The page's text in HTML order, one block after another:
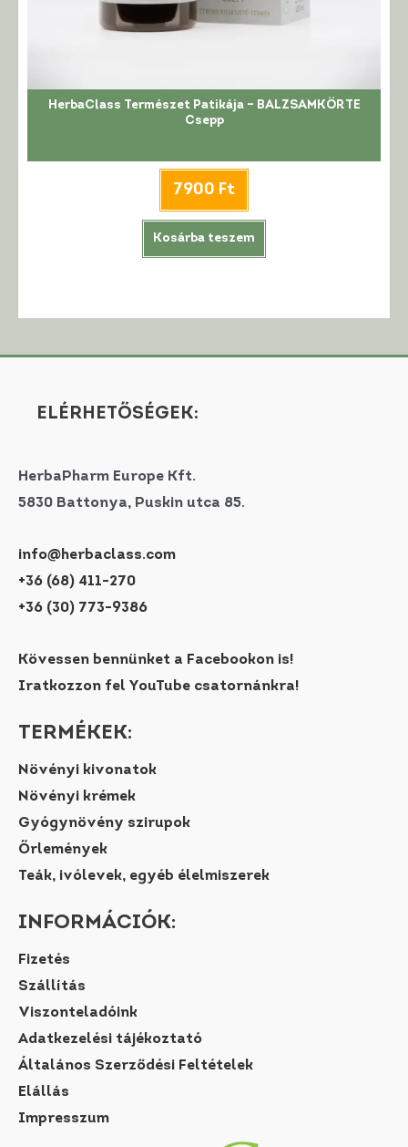
HerbaClass Természet Patikája – BALZSAMKÖRTE
Csepp
7900 Ft
Kosárba teszem
ELÉRHETŐSÉGEK:
HerbaPharm Europe Kft.
5830 Battonya, Puskin utca 85.
info@herbaclass.com
+36 (68) 411-270
+36 (30) 773-9386
Kövessen bennünket a Facebookon is!
Iratkozzon fel YouTube csatornánkra!
TERMÉKEK:
Növényi kivonatok
Növényi krémek
Gyógynövény szirupok
Őrlemények
Teák, ivólevek, egyéb élelmiszerek
INFORMÁCIÓK:
Fizetés
Szállítás
Viszonteladóink
Adatkezelési tájékoztató
Általános Szerződési Feltételek
Elállás
Impresszum